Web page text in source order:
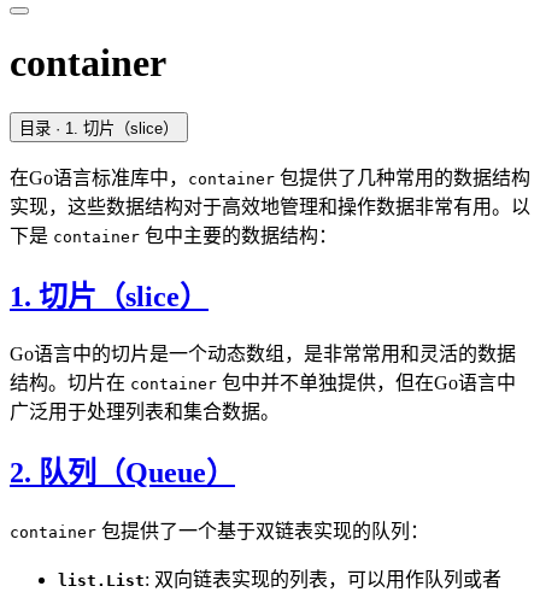
container
目录 · 1. 切片（slice）
在Go语言标准库中， container 包提供了几种常用的数据结构
实现，这些数据结构对于高效地管理和操作数据非常有用。以
下是 container 包中主要的数据结构：
1. 切片（slice）
Go语言中的切片是一个动态数组，是非常常用和灵活的数据
结构。切片在 container 包中并不单独提供，但在Go语言中
广泛用于处理列表和集合数据。
2. 队列（Queue）
container 包提供了一个基于双链表实现的队列：
list.List: 双向链表实现的列表，可以用作队列或者